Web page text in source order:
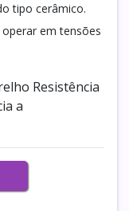
tipo cerâmico.
em tensões
Resistência
a